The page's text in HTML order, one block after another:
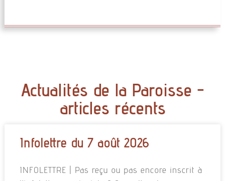
Actualités de la Paroisse -
articles récents
Infolettre du 7 août 2026
INFOLETTRE | Pas reçu ou pas encore inscrit à